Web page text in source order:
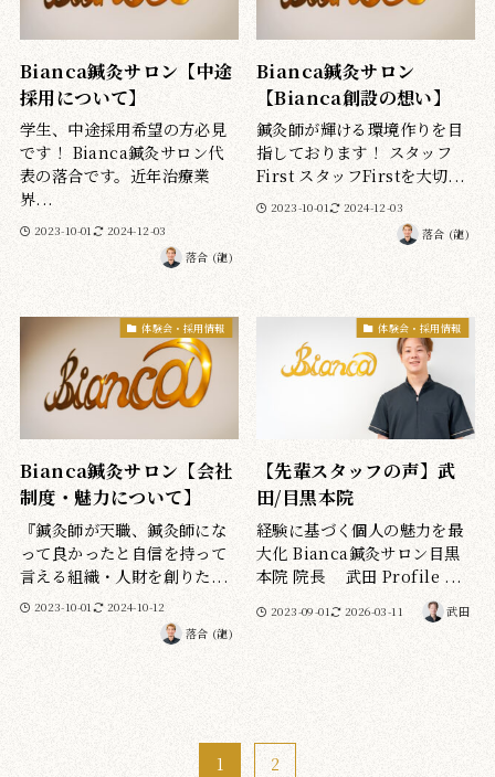
Bianca鍼灸サロン【中途
採用について】
学生、中途採用希望の方必見
です！ Bianca鍼灸サロン代
表の落合です。近年治療業
界...
2023-10-01
2024-12-03
落合 (龍)
Bianca鍼灸サロン
【Bianca創設の想い】
鍼灸師が輝ける環境作りを目
指しております！ スタッフ
First スタッフFirstを大切...
2023-10-01
2024-12-03
落合 (龍)
体験会・採用情報
Bianca鍼灸サロン【会社
制度・魅力について】
『鍼灸師が天職、鍼灸師にな
って良かったと自信を持って
言える組織・人財を創りた...
2023-10-01
2024-10-12
落合 (龍)
体験会・採用情報
【先輩スタッフの声】武
田/目黒本院
経験に基づく個人の魅力を最
大化 Bianca鍼灸サロン目黒
本院 院長 武田 Profile ...
2023-09-01 2026-03-11 武田
1 2